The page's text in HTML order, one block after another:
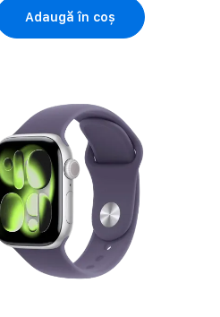
Adaugă în coș